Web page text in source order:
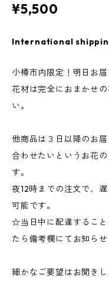
¥5,500
International
小樽市内限定！明日お届
花材は完全におまかせ
い。
他商品は３日以降のお
合わせたいというお花
す。
夜12時までの注文で、
可能です。
☆当日中に配達すること
たら備考欄にてお知らせ
細かなご要望はお聞き